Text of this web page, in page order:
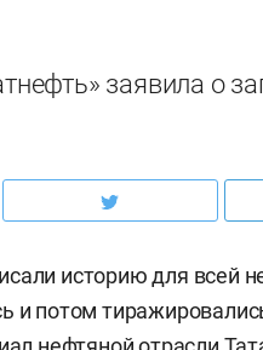
заявила о
историю для всей
и потом